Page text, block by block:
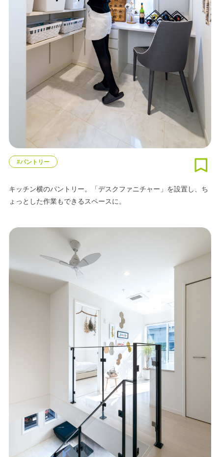
#パントリー
キッチン横のパントリー。「デスクファニチャー」を設置し、ち
ょっとした作業もできるスペースに。